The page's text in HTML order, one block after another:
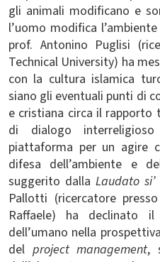
gli animali modificano e
l’uomo modifica
prof. Antonino Puglisi
Technical University) ha
con la cultura islamica
siano gli eventuali punti di
e cristiana circa il rapporto
di dialogo
piattaforma per un agire
difesa dell’ambiente e
suggerito dalla Laudato si’
Pallotti (ricercatore
Raffaele) ha declinato
dell’umano nella
del project management,